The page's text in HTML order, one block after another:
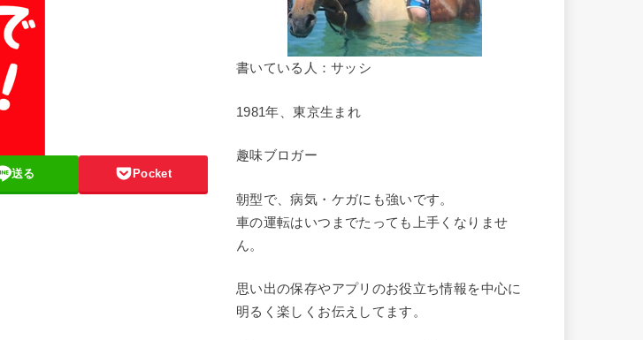
送る Pocket
書いている人：サッシ
1981年、東京生まれ
趣味ブロガー
朝型で、病気・ケガにも強いです。
車の運転はいつまでたっても上手くなりませ
ん。
思い出の保存やアプリのお役立ち情報を中心に
明るく楽しくお伝えしてます。